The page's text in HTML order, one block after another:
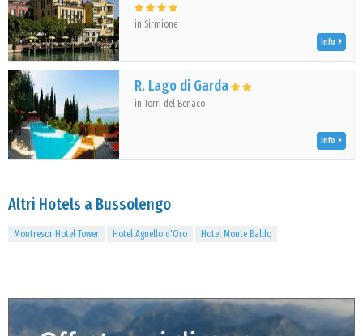
in Sirmione
Info
R. Lago di Garda
in Torri del Benaco
Info
Altri Hotels a Bussolengo
Montresor Hotel Tower Hotel Agnello d'Oro Hotel Monte Baldo